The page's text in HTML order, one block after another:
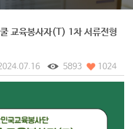
교육봉사자(T) 1차 서류전형
5893 1024